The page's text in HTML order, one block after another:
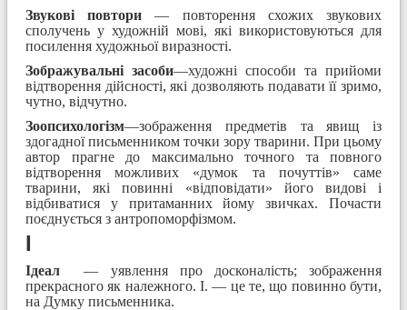
Звукові повтори — повторення схожих звукових
сполучень у художній мові, які використовуються для
посилення художньої виразності.
Зображувальні засоби—художні способи та прийоми
відтворення дійсності, які дозволяють подавати її зримо,
чутно, відчутно.
Зоопсихологізм—зображення предметів та явищ із
здогадної письменником точки зору тварини. При цьому
автор прагне до максимально точного та повного
відтворення можливих «думок та почуттів» саме
тварини, які повинні «відповідати» його видові і
відбиватися у притаманних йому звичках. Почасти
поєднується з антропоморфізмом.
І
Ідеал
— уявлення про досконалість; зображення
прекрасного як належного. І. — це те, що повинно бути,
на Думку письменника.